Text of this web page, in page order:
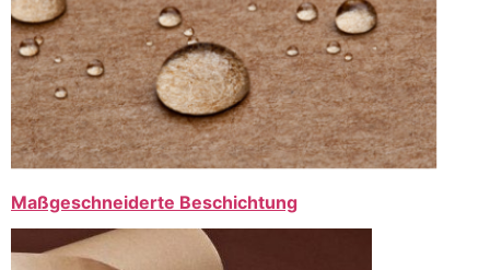
Maßgeschneiderte Beschichtung